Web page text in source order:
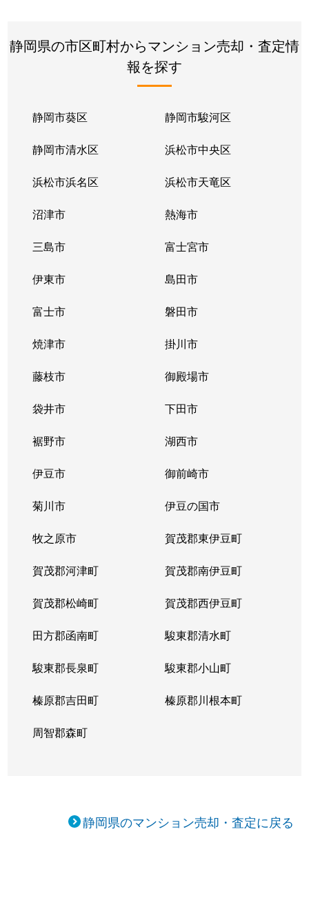
静岡県の市区町村からマンション売却・査定情
報を探す
静岡市葵区 静岡市駿河区
静岡市清水区 浜松市中央区
浜松市浜名区 浜松市天竜区
沼津市 熱海市
三島市 富士宮市
伊東市 島田市
富士市 磐田市
焼津市 掛川市
藤枝市 御殿場市
袋井市 下田市
裾野市 湖西市
伊豆市 御前崎市
菊川市 伊豆の国市
牧之原市 賀茂郡東伊豆町
賀茂郡河津町 賀茂郡南伊豆町
賀茂郡松崎町 賀茂郡西伊豆町
田方郡函南町 駿東郡清水町
駿東郡長泉町 駿東郡小山町
榛原郡吉田町 榛原郡川根本町
周智郡森町
静岡県のマンション売却・査定に戻る